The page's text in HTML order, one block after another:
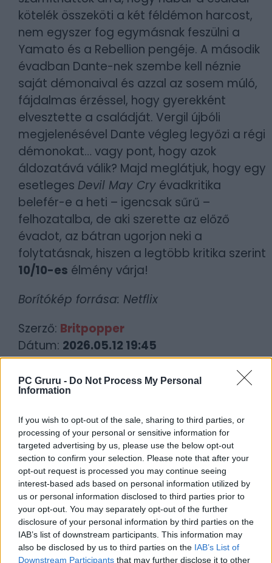
PC Gruru - Do Not Process My Personal
Information
If you wish to opt-out of the sale, sharing to third parties, or
processing of your personal or sensitive information for
targeted advertising by us, please use the below opt-out
section to confirm your selection. Please note that after your
opt-out request is processed you may continue seeing
interest-based ads based on personal information utilized by
us or personal information disclosed to third parties prior to
your opt-out. You may separately opt-out of the further
disclosure of your personal information by third parties on the
IAB’s list of downstream participants. This information may
also be disclosed by us to third parties on the IAB’s List of
Downstream Participants that may further disclose it to other
kötelék összeköti a két féldémon harcost,
nem egyszer fog egymásnak feszülni a
Yamato és a Rebellion pengéje. A második
évadban Dante-nek szembe kell néznie
saját démonaival és azzal az sosem múló,
fájdalmas érzéssel, hogy gyerekként
elvesztette a családját. Vergil újbóli
megjelenésével Dante végleg legyőzi a régi
démonokat… vagy pont, hogy azok
áldozatává válik? Majd meglátjuk, hogy egy
esetleges Devil May Cry évadkritika
belefér-e a heti – igencsak sűrű –
felhozatalba, de aki szerette az előző
évadot, az bátran ugorjon neki a
folytatásnak, hiszen a legtöbb kritika szerint
10/10-es élmény várja!
Borítókép forrása: Netflix
Szerző: Britpopper
Dátum: 2026.05.12 19:45
Csapd be az AI-t! Állítsd be itt, hogy a PC
Guru tartalmairól véletlenül se maradj le
KAPCSOLÓDÓ HÍREK
A Devil May Cry-anime a Steamen is
berántotta a Devil Triggert
Vergil is színre lép a Devil May Cry
második évadának előzetesében
LEGFRISSEBB VIDEÓNK